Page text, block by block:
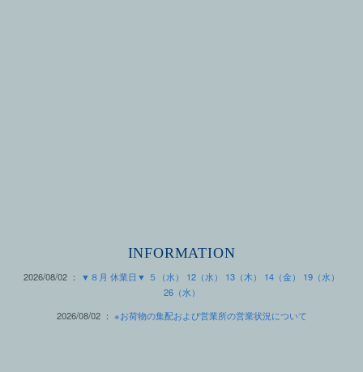
INFORMATION
2026/08/02 ：
▼８月 休業日▼ ５（水） 12（水） 13（木） 14（金） 19（水）
26（水）
2026/08/02 ： ※お荷物の集配および営業所の営業状況について